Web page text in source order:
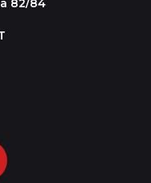
82/84